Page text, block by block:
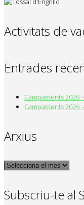
Activitats de
Entrades
Campaments 2026
Campaments 2026
Arxius
Arxius
Subscriu-te al